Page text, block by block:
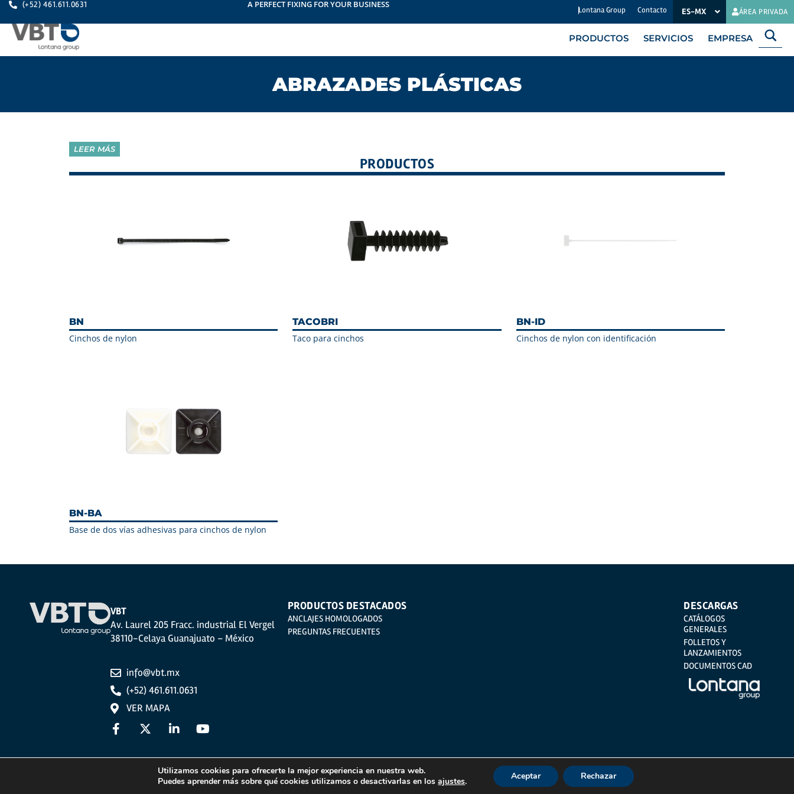
(+52) 461.611.0631 A PERFECT FIXING FOR YOUR BUSINESS
Lontana Group Contacto ES-MX
EN ÁREA PRIVADA
PRODUCTOS SERVICIOS EMPRESA
ABRAZADES PLÁSTICAS
LEER MÁS
PRODUCTOS
BN
Cinchos de nylon
TACOBRI
Taco para cinchos
BN-ID
Cinchos de nylon con identificación
BN-BA
Base de dos vías adhesivas para cinchos de nylon
VBT
Av. Laurel 205 Fracc. industrial El Vergel
38110-Celaya Guanajuato – México
info@vbt.mx
(+52) 461.611.0631
VER MAPA
PRODUCTOS DESTACADOS
ANCLAJES HOMOLOGADOS
PREGUNTAS FRECUENTES
DESCARGAS
CATÁLOGOS
GENERALES
FOLLETOS Y
LANZAMIENTOS
DOCUMENTOS CAD
Política de privacidad Política de Cookies Política del Sistema Integrado de Gestión
Utilizamos cookies para ofrecerte la mejor experiencia en nuestra web.
Puedes aprender más sobre qué cookies utilizamos o desactivarlas en losajustes. Aceptar Rechazar